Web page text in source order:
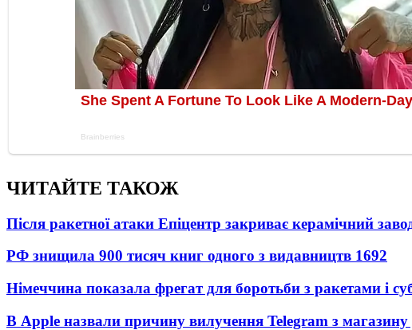
ЧИТАЙТЕ ТАКОЖ
Після ракетної атаки Епіцентр закриває керамічний
РФ знищила 900 тисяч книг одного з видавництв 1692
Німеччина показала фрегат для боротьби з ракетами і
В Apple назвали причину вилучення Telegram з магазину